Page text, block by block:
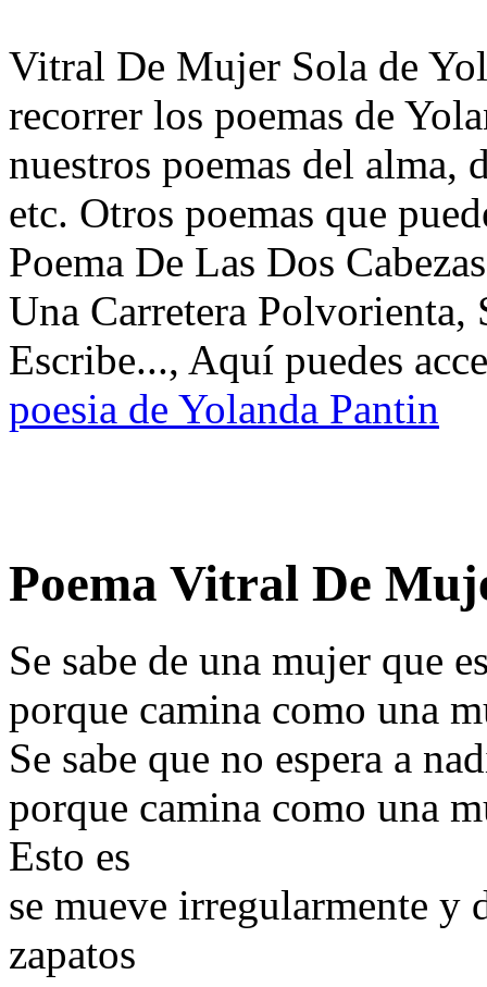
Vitral De Mujer Sola de
recorrer los poemas de
nuestros poemas del alma,
etc. Otros poemas que
Poema De Las Dos
Una Carretera
Escribe..., Aquí puedes
poesia de Yolanda Pantin
Poema Vitral De
Se sabe de una mujer que
porque camina como una
Se sabe que no espera a
porque camina como una
Esto es
se mueve irregularmente y
zapatos